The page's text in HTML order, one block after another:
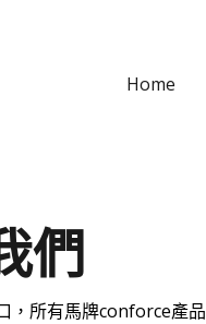
Home
們
，所有馬牌conforce產品